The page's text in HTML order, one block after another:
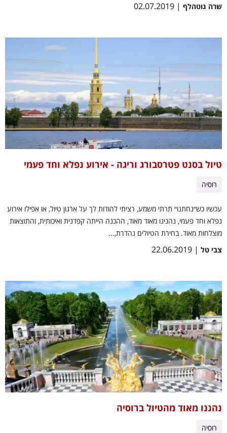
שרה גוטהלף | 02.07.2019
טיול בסנט פטרסבורג וריגה - אירוע נפלא וחד פעמי
רוסיה
עכשיו כש״נחתנו״ תרתי משמע, רציתי להודות לך על ארגון טיול, או אפילו אירוע
נפלא וחד פעמי, נהנינו מאוד מאוד, ההכנה הייתה קפדנית ואיכותית, והתוצאות
מוצלחות מאוד. בחירת הטיולים נהדרת,...
צבי טל | 22.06.2019
נהננו מאוד מהטיול ברוסיה
רוסיה